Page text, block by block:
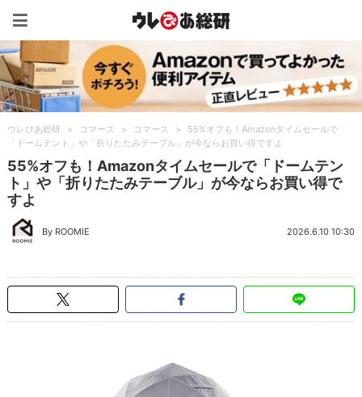
ウレぴあ総研 > コマース > コマース >
55%オフも！Amazonタイムセールで
「ドームテント」や「折りたたみテーブル」が今ならお買い得ですよ
55%オフも！Amazonタイムセールで「ドームテン
ト」や「折りたたみテーブル」が今ならお買い得で
すよ
By ROOMIE 2026.6.10 10:30